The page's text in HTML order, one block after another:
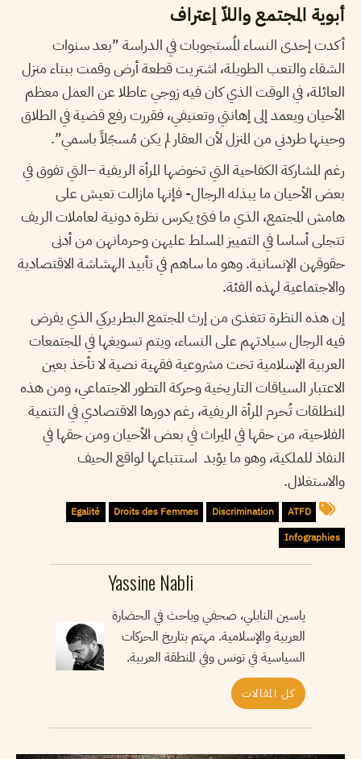
أبوية المجتمع واللاّ إعتراف
أكدت إحدى النساء المُستجوبات في الدراسة ”بعد سنوات
الشقاء والتعب الطويلة، اشتريت قطعة أرض وقمت ببناء منزل
العائلة، في الوقت الذي كان فيه زوجي عاطلا عن العمل معظم
الأحيان ويعمد إلى إهانتي وتعنيفي، فقررت رفع قضية في الطلاق
وحينها طردني من المنزل لأن العقار لم يكن مُسجّلاً باسمي”.
رغم المشاركة الكفاحية التي تخوضها المرأة الريفية –التي تفوق في
بعض الأحيان ما يبذله الرجال- فإنها مازالت تعيش على
هامش المجتمع، الذي ما فتئ يكرس نظرة دونية لعاملات الريف
تتجلى أساسا في التمييز المسلط عليهن وحرمانهن من أدنى
حقوقهن الإنسانية. وهو ما ساهم في تأبيد الهشاشة الاقتصادية
والاجتماعية لهذه الفئة.
إن هذه النظرة تتغذى من إرث المجتمع البطريركي الذي يفرض
فيه الرجال سيادتهم على النساء، ويتم تسويغها في المجتمعات
العربية الإسلامية تحت مشروعية فقهية نصية لا تأخذ بعين
الاعتبار السياقات التاريخية وحركة التطور الاجتماعي، ومن هذه
المنطلقات تُحرم المرأة الريفية، رغم دورها الاقتصادي في التنمية
الفلاحية، من حقها في الميراث في بعض الأحيان ومن حقها في
النفاذ للملكية، وهو ما يؤبد استتباعها لواقع الحيف
والاستغلال.
ATFD
Discrimination
Droits des Femmes
Egalité
Infographies
Yassine Nabli
ياسين النابلي، صحفي وباحث في الحضارة
العربية والإسلامية. مهتم بتاريخ الحركات
السياسية في تونس وفي المنطقة العربية.
كل المقالات